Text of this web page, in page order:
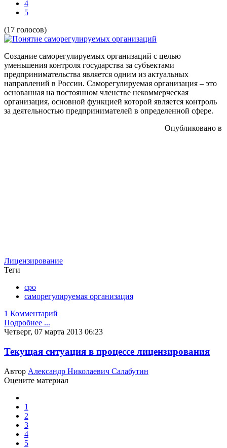
4
5
(17 голосов)
Создание саморегулируемых организаций с целью
уменьшения контроля государства за субъектами
предпринимательства является одним из актуальных
направлений в России. Саморегулируемая организация – это
основанная на постоянном членстве некоммерческая
организация, основной функцией которой является контроль
за деятельностью предпринимателей в определенной сфере.
Опубликовано в
Лицензирование
Теги
сро
саморегулируемая организация
1 Комментарий
Подробнее ...
Четверг, 07 марта 2013 06:23
Текущая ситуация в процессе лицензирования
Автор Александр Николаевич Салабутин
Оцените материал
1
2
3
4
5